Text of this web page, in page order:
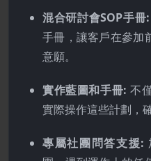
混合研討會SOP手
手冊，讓客戶在參加
意願。
實作藍圖和手冊: 不
實際操作這些計劃，
專屬社團問答支援: